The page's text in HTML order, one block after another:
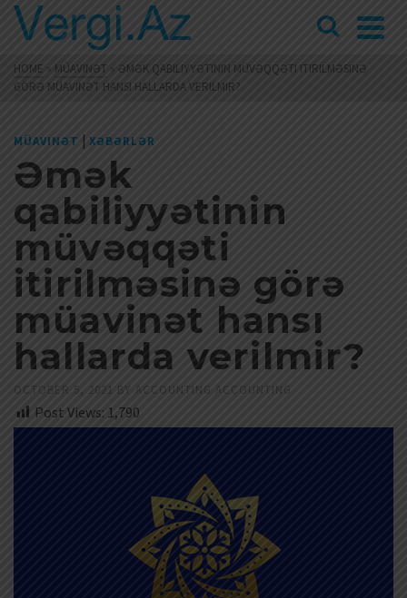
HOME » MÜAVINƏT » ƏMƏK QABILIYYƏTININ MÜVƏQQƏTI ITIRILMƏSINƏ
GÖRƏ MÜAVINƏT HANSI HALLARDA VERILMIR?
MÜAVINƏT | XƏBƏRLƏR
Əmək
qabiliyyətinin
müvəqqəti
itirilməsinə görə
müavinət hansı
hallarda verilmir?
OCTOBER 5, 2021 BY ACCOUNTING ACCOUNTING
Post Views: 1,790